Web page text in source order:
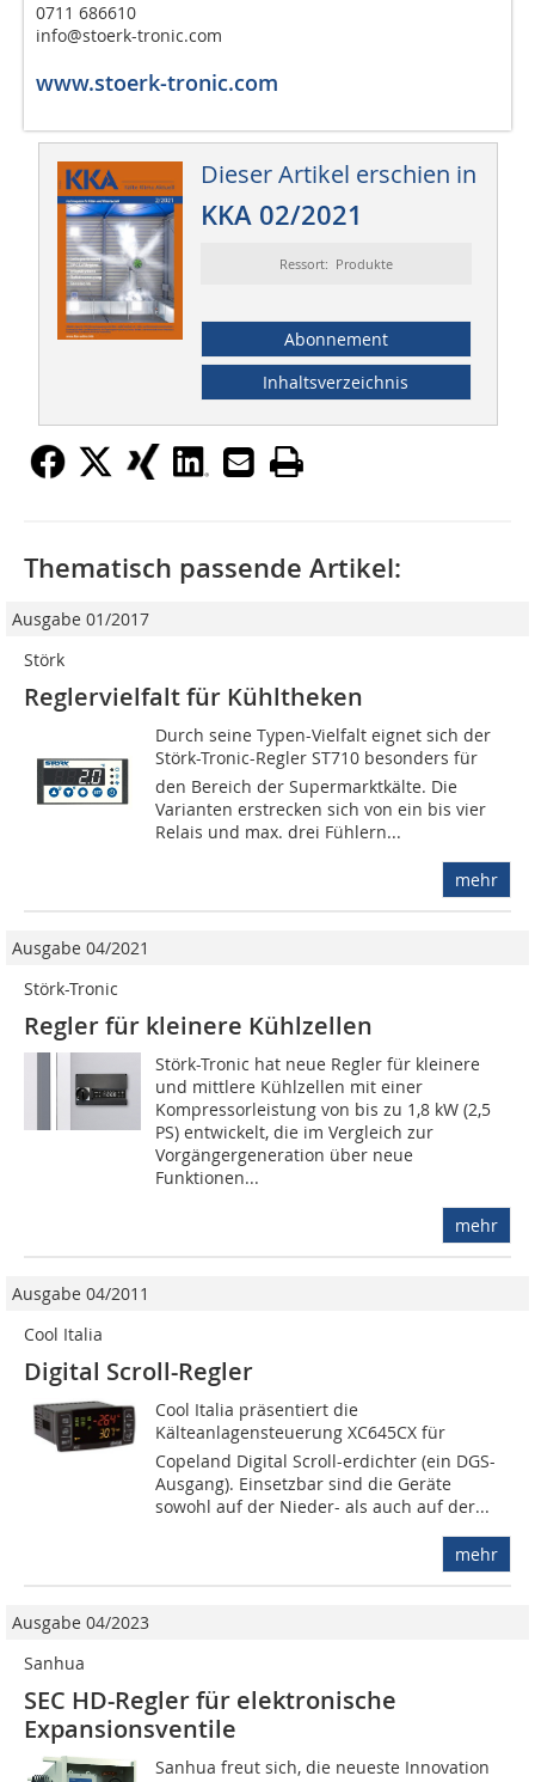
0711 686610
info@stoerk-tronic.com
www.stoerk-tronic.com
Dieser Artikel erschien in
KKA 02/2021
Ressort: Produkte
Abonnement
Inhaltsverzeichnis
Thematisch passende Artikel:
Ausgabe 01/2017
Störk
Reglervielfalt für Kühltheken
Durch seine Typen-Vielfalt eignet sich der
Störk-Tronic-Regler ST710 besonders für
den Bereich der Supermarktkälte. Die
Varianten erstrecken sich von ein bis vier
Relais und max. drei Fühlern...
mehr
Ausgabe 04/2021
Störk-Tronic
Regler für kleinere Kühlzellen
Störk-Tronic hat neue Regler für kleinere
und mittlere Kühlzellen mit einer
Kompressorleistung von bis zu 1,8 kW (2,5
PS) entwickelt, die im Vergleich zur
Vorgängergeneration über neue
Funktionen...
mehr
Ausgabe 04/2011
Cool Italia
Digital Scroll-Regler
Cool Italia präsentiert die
Kälteanlagensteuerung XC645CX für
Copeland Digital Scroll-erdichter (ein DGS-
Ausgang). Einsetzbar sind die Geräte
sowohl auf der Nieder- als auch auf der...
mehr
Ausgabe 04/2023
Sanhua
SEC HD-Regler für elektronische
Expansionsventile
Sanhua freut sich, die neueste Innovation